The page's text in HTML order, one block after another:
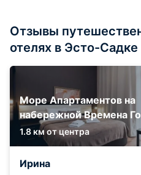
Отзывы
отелях в Эсто-Садке
Море Апартаментов на
набережной Времена
1.8 км от центра
Ирина